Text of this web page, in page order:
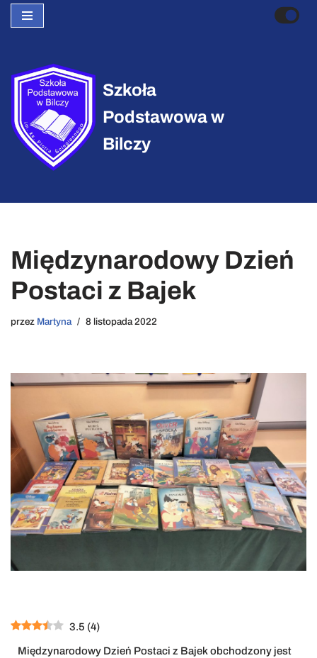
treści
Szkoła
Podstawowa w
Bilczy
Międzynarodowy Dzień
Postaci z Bajek
przez Martyna 8 listopada 2022
3.5 (4)
Międzynarodowy Dzień Postaci z Bajek obchodzony jest